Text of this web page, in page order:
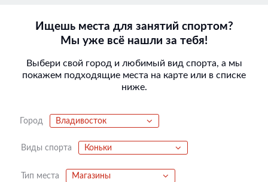
Ищешь места для занятий спортом?
Мы уже всё нашли за тебя!
Выбери свой город и любимый вид спорта, а мы
покажем подходящие места на карте или в списке
ниже.
Город Владивосток
Виды спорта Коньки
Тип места Магазины